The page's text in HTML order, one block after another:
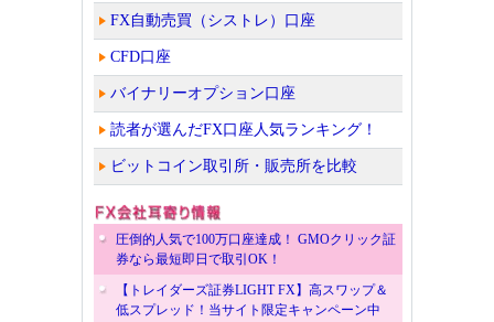
FX自動売買（シストレ）口座
CFD口座
バイナリーオプション口座
読者が選んだFX口座人気ランキング！
ビットコイン取引所・販売所を比較
圧倒的人気で100万口座達成！ GMOクリック証
券なら最短即日で取引OK！
【トレイダーズ証券LIGHT FX】高スワップ＆
低スプレッド！当サイト限定キャンペーン中